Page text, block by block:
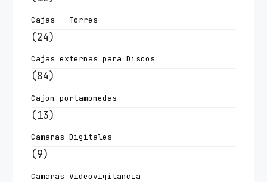
Cajas - Torres
(24)
Cajas externas para Discos
(84)
Cajon portamonedas
(13)
Camaras Digitales
(9)
Camaras Videovigilancia